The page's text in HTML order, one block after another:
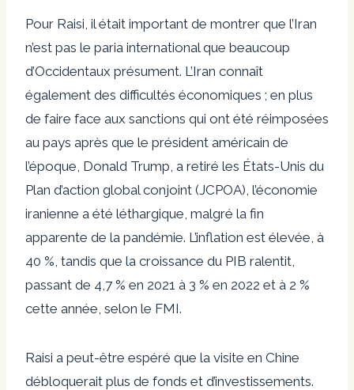
Pour Raisi, il était important de montrer que l’Iran
n’est pas le paria international que beaucoup
d’Occidentaux présument. L’Iran connaît
également des difficultés économiques ; en plus
de faire face aux sanctions qui ont été réimposées
au pays après que le président américain de
l’époque, Donald Trump, a retiré les États-Unis du
Plan d’action global conjoint (JCPOA), l’économie
iranienne a été léthargique, malgré la fin
apparente de la pandémie. L’inflation est élevée, à
40 %, tandis que la croissance du PIB ralentit,
passant de 4,7 % en 2021 à 3 % en 2022 et à 2 %
cette année, selon le FMI.
Raisi a peut-être espéré que la visite en Chine
débloquerait plus de fonds et d’investissements.